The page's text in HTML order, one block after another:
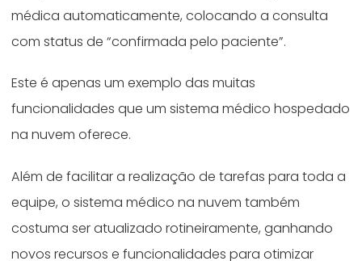
médica automaticamente, colocando a consulta
com status de “confirmada pelo paciente”.
Este é apenas um exemplo das muitas
funcionalidades que um sistema médico hospedado
na nuvem oferece.
Além de facilitar a realização de tarefas para toda a
equipe, o sistema médico na nuvem também
costuma ser atualizado rotineiramente, ganhando
novos recursos e funcionalidades para otimizar